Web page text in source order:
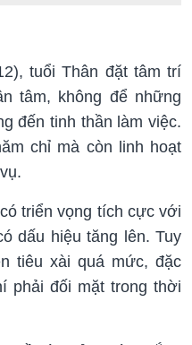
tuổi Thân đặt tâm trí
tâm, không để những
đến tinh thần làm việc.
chỉ mà còn linh hoạt
triển vọng tích cực với
dấu hiệu tăng lên. Tuy
tiêu xài quá mức, đặc
phải đối mặt trong thời